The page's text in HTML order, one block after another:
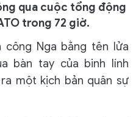
qua cuộc tổng động
trong 72 giờ.
Nga bằng tên lửa
bàn tay của binh lính
một kịch bản quân sự